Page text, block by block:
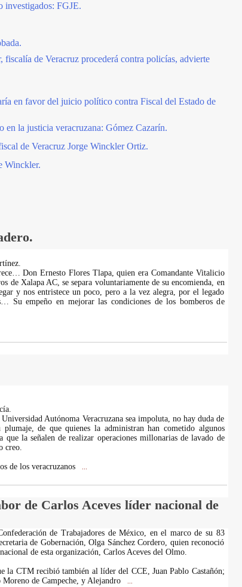
investigados: FGJE.
de Veracruz procederá contra policías, advierte
en favor del juicio político contra Fiscal del Estado de
en la justicia veracruzana: Gómez Cazarín.
de Veracruz Jorge Winckler Ortiz.
Winckler.
Don Ernesto Flores Tlapa, quien era Comandante Vitalicio
de Xalapa AC, se separa voluntariamente de su encomienda, en
y nos entristece un poco, pero a la vez alegra, por el legado
Su empeño en mejorar las condiciones de los bomberos de
Autónoma Veracruzana sea impoluta, no hay duda de
plumaje, de que quienes la administran han cometido algunos
que la señalen de realizar operaciones millonarias de lavado de
creo.
de los veracruzanos
de Carlos Aceves líder nacional de
de Trabajadores de México, en el marco de su 83
de Gobernación, Olga Sánchez Cordero, quien reconoció
de esta organización, Carlos Aceves del Olmo.
la CTM recibió también al líder del CCE, Juan Pablo Castañón;
de Campeche, y Alejandro